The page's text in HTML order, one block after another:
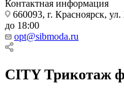
Контактная информация
660093, г. Красноярск,
до 18:00
opt@sibmoda.ru
CITY Трикотаж